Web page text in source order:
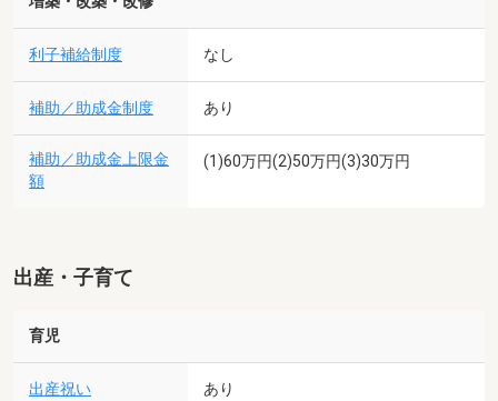
利子補給制度 なし
補助／助成金制度 あり
補助／助成金上限金
額
(1)60万円(2)50万円(3)30万円
出産・子育て
育児
出産祝い あり